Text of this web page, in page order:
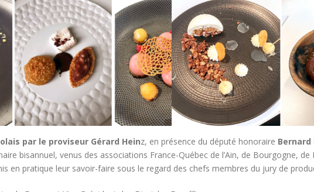
par le proviseur Gérard Heinz, en présence du député honoraire Bernard
bisannuel, venus des associations France-Québec de l’Ain, de Bourgogne, de
en pratique leur savoir-faire sous le regard des chefs membres du jury de